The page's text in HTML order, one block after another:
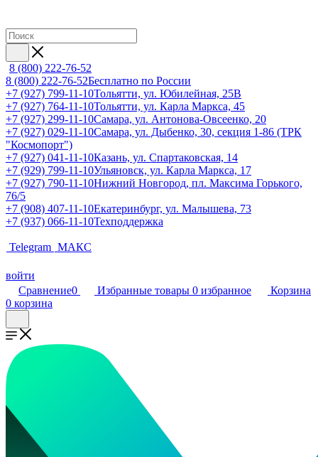
8 (800) 222-76-52
8 (800) 222-76-52Бесплатно по России
+7 (927) 799-11-10Тольятти, ул. Юбилейная, 25В
+7 (927) 764-11-10Тольятти, ул. Карла Маркса, 45
+7 (927) 299-11-10Самара, ул. Антонова-Овсеенко, 20
+7 (927) 029-11-10Самара, ул. Дыбенко, 30, секция 1-86 (ТРК
"Космопорт")
+7 (927) 041-11-10Казань, ул. Спартаковская, 14
+7 (929) 799-11-10Ульяновск, ул. Карла Маркса, 17
+7 (927) 790-11-10Нижний Новгород, пл. Максима Горького,
76/5
+7 (908) 407-11-10Екатеринбург, ул. Малышева, 73
+7 (937) 066-11-10Техподдержка
Telegram МАКС
войти
Сравнение0 Избранные товары 0 избранное
Корзина
0 корзина